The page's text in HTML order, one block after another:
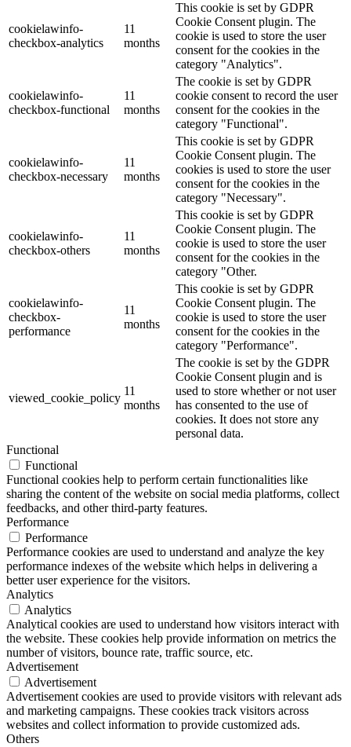
cookielawinfo-
checkbox-analytics
11
months
This cookie is set by GDPR
Cookie Consent plugin. The
cookie is used to store the user
consent for the cookies in the
category "Analytics".
cookielawinfo-
checkbox-functional
11
months
The cookie is set by GDPR
cookie consent to record the user
consent for the cookies in the
category "Functional".
cookielawinfo-
checkbox-necessary
11
months
This cookie is set by GDPR
Cookie Consent plugin. The
cookies is used to store the user
consent for the cookies in the
category "Necessary".
cookielawinfo-
checkbox-others
11
months
This cookie is set by GDPR
Cookie Consent plugin. The
cookie is used to store the user
consent for the cookies in the
category "Other.
cookielawinfo-
checkbox-
performance
11
months
This cookie is set by GDPR
Cookie Consent plugin. The
cookie is used to store the user
consent for the cookies in the
category "Performance".
viewed_cookie_policy
11
months
The cookie is set by the GDPR
Cookie Consent plugin and is
used to store whether or not user
has consented to the use of
cookies. It does not store any
personal data.
Functional
Functional
Functional cookies help to perform certain functionalities like
sharing the content of the website on social media platforms, collect
feedbacks, and other third-party features.
Performance
Performance
Performance cookies are used to understand and analyze the key
performance indexes of the website which helps in delivering a
better user experience for the visitors.
Analytics
Analytics
Analytical cookies are used to understand how visitors interact with
the website. These cookies help provide information on metrics the
number of visitors, bounce rate, traffic source, etc.
Advertisement
Advertisement
Advertisement cookies are used to provide visitors with relevant ads
and marketing campaigns. These cookies track visitors across
websites and collect information to provide customized ads.
Others